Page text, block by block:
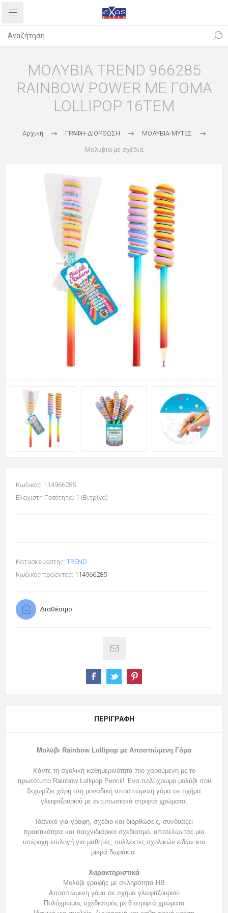
ΜΟΛΥΒΙΑ TREND 966285
RAINBOW POWER ΜΕ ΓΟΜΑ
LOLLIPOP 16ΤΕΜ
Αρχική ΓΡΑΦΗ-ΔΙΟΡΘΩΣΗ ΜΟΛΥΒΙΑ-ΜΥΤΕΣ
Μολύβια με σχέδια
Κωδικός: 114966285
Ελάχιστη Ποσότητα: 1 (Βιτρίνα)
Κατασκευαστής: TREND
Κωδικός προϊόντος: 114966285
Διαθέσιμο
ΠΕΡΙΓΡΑΦΉ
Μολύβι Rainbow Lollipop με Αποσπώμενη Γόμα
Κάντε τη σχολική καθημερινότητα πιο χαρούμενη με το
πρωτότυπο Rainbow Lollipop Pencil! Ένα πολύχρωμο μολύβι που
ξεχωρίζει χάρη στη μοναδική αποσπώμενη γόμα σε σχήμα
γλειφιτζουριού με εντυπωσιακά στριφτά χρώματα.
Ιδανικό για γραφή, σχέδιο και διορθώσεις, συνδυάζει
πρακτικότητα και παιχνιδιάρικο σχεδιασμό, αποτελώντας μια
υπέροχη επιλογή για μαθητές, συλλέκτες σχολικών ειδών και
μικρά δωράκια.
Χαρακτηριστικά
Μολύβι γραφής με σκληρότητα HB
Αποσπώμενη γόμα σε σχήμα γλειφιτζουριού
Πολύχρωμος σχεδιασμός με 6 στριφτά χρώματα